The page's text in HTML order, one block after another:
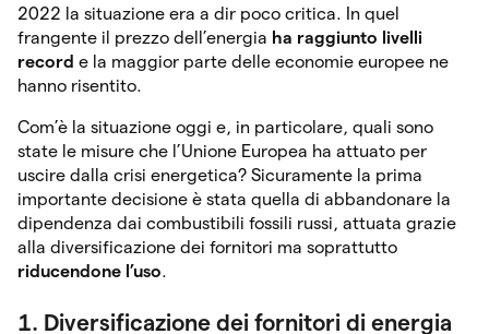
2022 la situazione era a dir poco critica. In quel
frangente il prezzo dell’energia ha raggiunto livelli
record e la maggior parte delle economie europee ne
hanno risentito.
Com’è la situazione oggi e, in particolare, quali sono
state le misure che l’Unione Europea ha attuato per
uscire dalla crisi energetica? Sicuramente la prima
importante decisione è stata quella di abbandonare la
dipendenza dai combustibili fossili russi, attuata grazie
alla diversificazione dei fornitori ma soprattutto
riducendone l’uso.
1. Diversificazione dei fornitori di energia